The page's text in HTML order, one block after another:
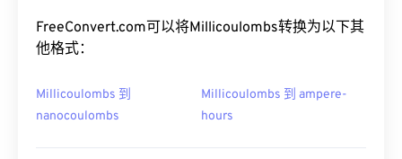
FreeConvert.com可以将Millicoulombs转换为以下其
他格式：
Millicoulombs 到
nanocoulombs
Millicoulombs 到 ampere-
hours